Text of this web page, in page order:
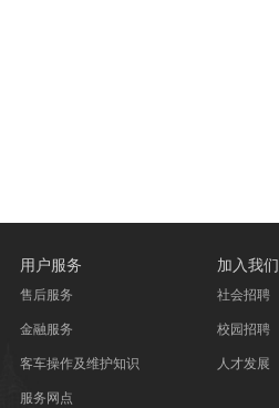
用户服务
售后服务
金融服务
客车操作及维护知识
服务网点
加入我们
社会招聘
校园招聘
人才发展